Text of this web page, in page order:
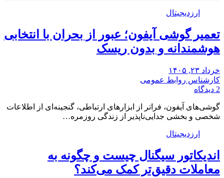
ارزدیجیتال
تعمیر گوشی آیفون؛ عبور از بحران با انتخابی
هوشمندانه و بدون ریسک
خرداد ۲۳, ۱۴۰۵
کارشناس روابط عمومی
2 دیدگاه
گوشی‌های آیفون، فراتر از ابزارهای ارتباطی، گنجینه‌ای از اطلاعات
شخصی و بخشی جدایی‌ناپذیر از زندگی روزمره…
ارزدیجیتال
اندیکاتور سیگنال چیست و چگونه به
معاملات دقیق‌تر کمک می‌کند؟